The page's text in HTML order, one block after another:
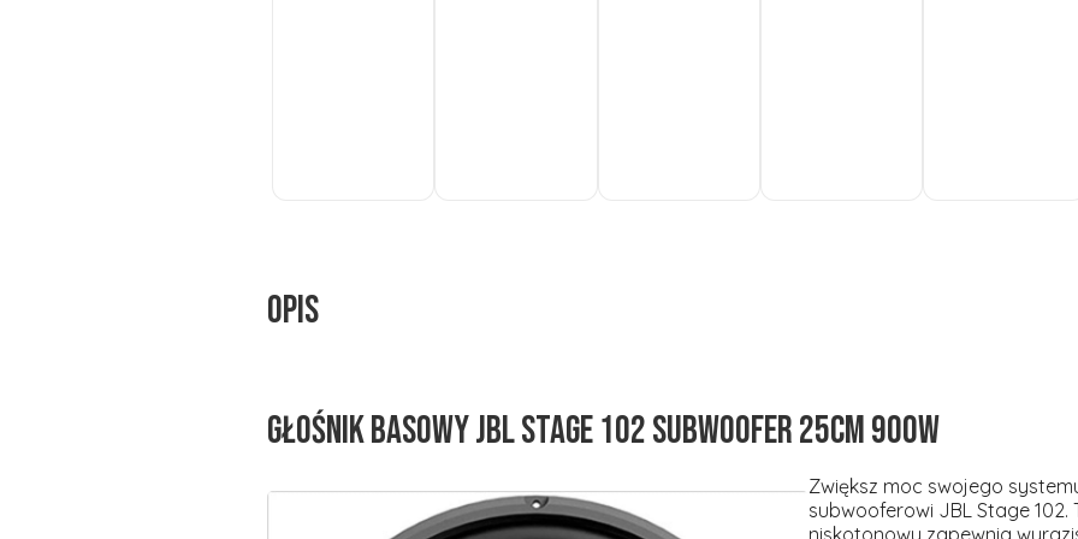
Opis
Głośnik basowy JBL Stage 102 Subwoofer 25cm 900W
Zwiększ moc swojego
subwooferowi JBL Stage 102.